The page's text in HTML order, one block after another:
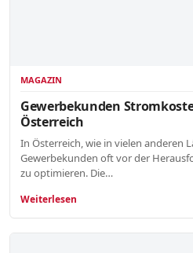
MAGAZIN
Gewerbekunden
Österreich
In Österreich, wie in vielen anderen
Gewerbekunden oft vor der
zu optimieren. Die…
Weiterlesen